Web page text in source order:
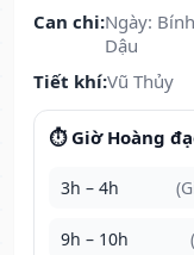
Can chi:Ngày:
Dậu
Tiết khí:Vũ Thủy
⏱️ Giờ Hoàng
3h – 4h
9h – 10h